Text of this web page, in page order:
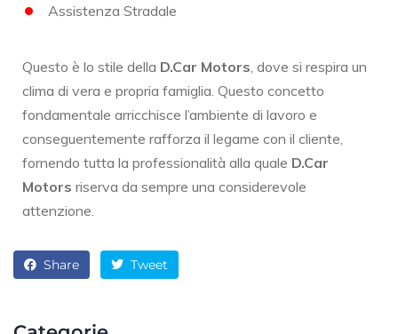
Assistenza Stradale
Questo è lo stile della D.Car Motors , dove si respira un
clima di vera e propria famiglia. Questo concetto
fondamentale arricchisce l’ambiente di lavoro e
conseguentemente rafforza il legame con il cliente,
fornendo tutta la professionalità alla quale D.Car
Motors riserva da sempre una considerevole
attenzione.
Share Tweet